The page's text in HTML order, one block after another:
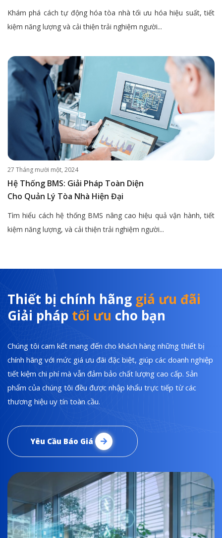
Khám phá cách tự động hóa tòa nhà tối ưu hóa hiệu suất, tiết
kiệm năng lượng và cải thiện trải nghiệm người...
27 Tháng mười một, 2024
Hệ Thống BMS: Giải Pháp Toàn Diện
Cho Quản Lý Tòa Nhà Hiện Đại
Tìm hiểu cách hệ thống BMS nâng cao hiệu quả vận hành, tiết
kiệm năng lượng, và cải thiện trải nghiệm người...
Thiết bị chính hãng giá ưu đãi
Giải pháp tối ưu cho bạn
Chúng tôi cam kết mang đến cho khách hàng những thiết bị
chính hãng với mức giá ưu đãi đặc biệt, giúp các doanh nghiệp
tiết kiệm chi phí mà vẫn đảm bảo chất lượng cao cấp. Sản
phẩm của chúng tôi đều được nhập khẩu trực tiếp từ các
thương hiệu uy tín toàn cầu.
Yêu Cầu Báo Giá